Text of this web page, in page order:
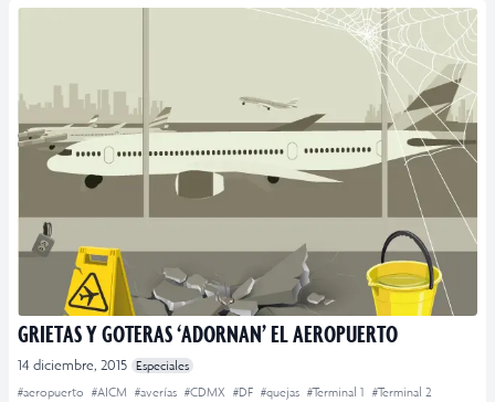
GRIETAS Y GOTERAS ‘ADORNAN’ EL AEROPUERTO
14 diciembre, 2015 Especiales
#aeropuerto #AICM #averías #CDMX #DF #quejas #Terminal 1 #Terminal 2